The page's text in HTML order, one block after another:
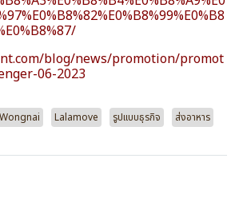
blog/news/promotion/promot
06-2023
Wongnai Lalamove รูปแบบธุรกิจ ส่งอาหาร